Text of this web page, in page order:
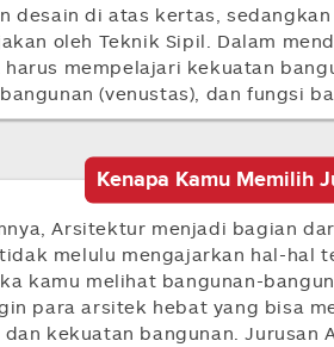
desain di atas kertas,
oleh Teknik Sipil. Dalam
harus mempelajari kekuatan
(venustas), dan fungsi
Kenapa Kamu Memilih
Arsitektur menjadi bagian
melulu mengajarkan hal-hal
kamu melihat bangunan-
para arsitek hebat yang bisa
dan kekuatan bangunan. Jurusan